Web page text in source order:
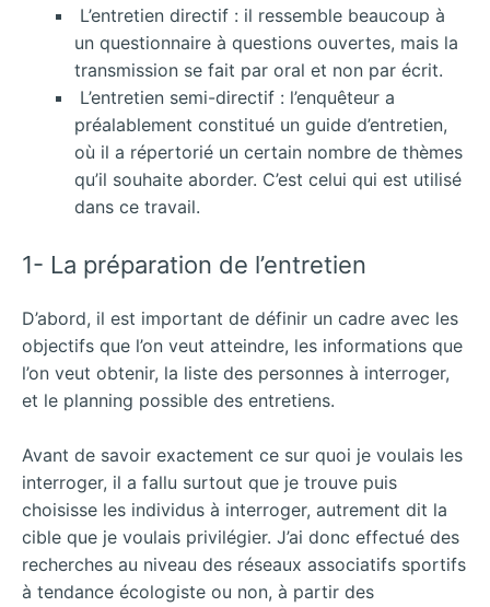
L’entretien directif : il ressemble beaucoup à
un questionnaire à questions ouvertes, mais la
transmission se fait par oral et non par écrit.
L’entretien semi-directif : l’enquêteur a
préalablement constitué un guide d’entretien,
où il a répertorié un certain nombre de thèmes
qu’il souhaite aborder. C’est celui qui est utilisé
dans ce travail.
1- La préparation de l’entretien
D’abord, il est important de définir un cadre avec les
objectifs que l’on veut atteindre, les informations que
l’on veut obtenir, la liste des personnes à interroger,
et le planning possible des entretiens.
Avant de savoir exactement ce sur quoi je voulais les
interroger, il a fallu surtout que je trouve puis
choisisse les individus à interroger, autrement dit la
cible que je voulais privilégier. J’ai donc effectué des
recherches au niveau des réseaux associatifs sportifs
à tendance écologiste ou non, à partir des